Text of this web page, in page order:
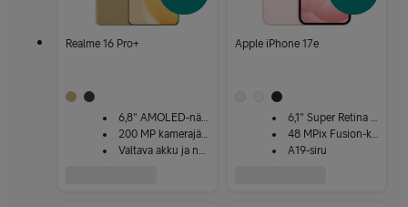
Realme 16 Pro+
6,8" AMOLED-näyttö
200 MP kamerajärjestelmä
Valtava akku ja nopea lataus
Apple iPhone 17e
6,1" Super Retina XDR
48 MPix Fusion-kamera
A19-siru